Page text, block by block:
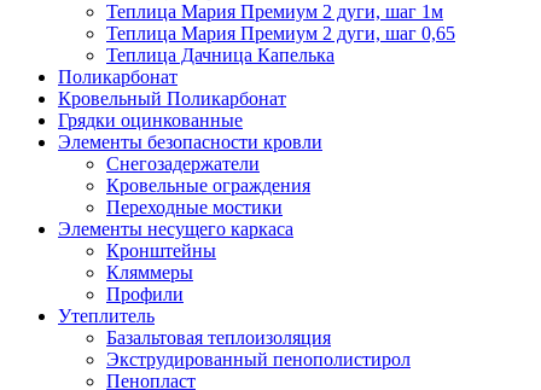
Теплица Мария Премиум 2 дуги, шаг 1м
Теплица Мария Премиум 2 дуги, шаг 0,65
Теплица Дачница Капелька
Поликарбонат
Кровельный Поликарбонат
Грядки оцинкованные
Элементы безопасности кровли
Снегозадержатели
Кровельные ограждения
Переходные мостики
Элементы несущего каркаса
Кронштейны
Кляммеры
Профили
Утеплитель
Базальтовая теплоизоляция
Экструдированный пенополистирол
Пенопласт